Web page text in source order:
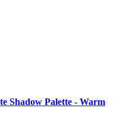
Shadow Palette - Warm